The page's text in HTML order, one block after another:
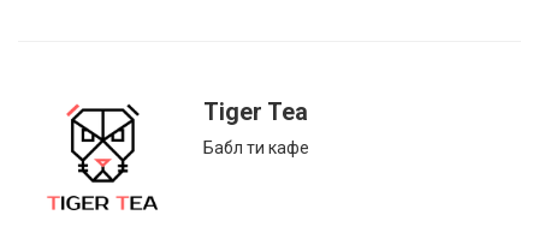
Tiger Tea
Бабл ти кафе